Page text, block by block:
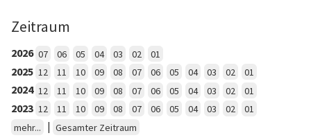
Zeitraum
2026 07 06 05 04 03 02 01
2025 12 11 10 09 08 07 06 05 04 03 02 01
2024 12 11 10 09 08 07 06 05 04 03 02 01
2023 12 11 10 09 08 07 06 05 04 03 02
01
mehr...
| Gesamter Zeitraum